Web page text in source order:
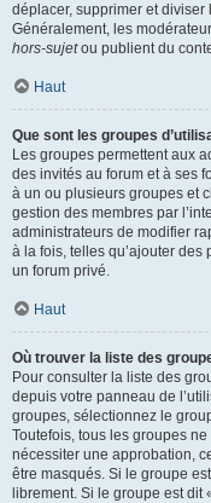
déplacer, supprimer et diviser
Généralement, les
hors-sujetou publient du
Haut
Que sont les groupes
Les groupes permettent aux
des invités au forum et à ses
à un ou plusieurs groupes et
gestion des membres par
administrateurs de modifier
à la fois, telles qu’ajouter
un forum privé.
Haut
Où trouver la liste des
Pour consulter la liste des
depuis votre panneau de
groupes, sélectionnez le
Toutefois, tous les groupes
nécessiter une approbation,
être masqués. Si le groupe
librement. Si le groupe est